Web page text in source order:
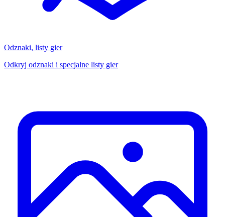
Odznaki, listy gier
Odkryj odznaki i specjalne listy gier